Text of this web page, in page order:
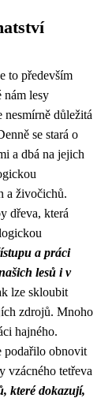
to především
nám lesy
nesmírně důležitá
se stará o
a dbá na jejich
a živočichů.
dřeva, která
a práci
lesů i v
lze skloubit
zdrojů. Mnoho
hajného.
podařilo obnovit
vzácného tetřeva
které dokazují,